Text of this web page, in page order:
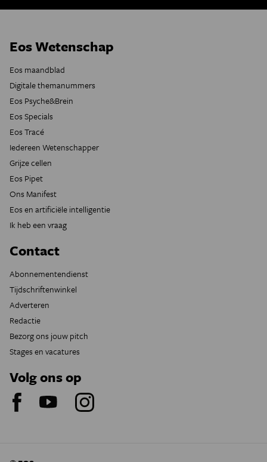
Eos Wetenschap
Eos maandblad
Digitale themanummers
Eos Psyche&Brein
Eos Specials
Eos Tracé
Iedereen Wetenschapper
Grijze cellen
Eos Pipet
Ons Manifest
Eos en artificiële intelligentie
Ik heb een vraag
Contact
Abonnementendienst
Tijdschriftenwinkel
Adverteren
Redactie
Bezorg ons jouw pitch
Stages en vacatures
Volg ons op